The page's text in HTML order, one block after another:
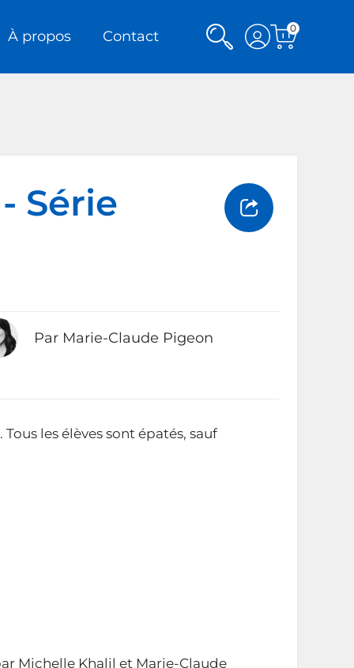
À propos Contact Rechercher
Voir
mon
compte
Voir
0
Série
Par Marie-Claude Pigeon
les élèves sont épatés, sauf
Michelle Khalil et Marie-Claude